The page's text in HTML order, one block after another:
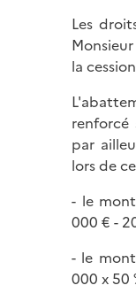
Les
la
par
lors de
- le
000 € -
- le
000 x 50